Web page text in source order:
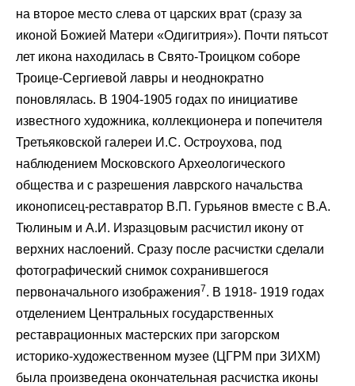
на второе место слева от царских врат (сразу за
иконой Божией Матери «Одигитрия»). Почти пятьсот
лет икона находилась в Свято-Троицком соборе
Троице-Сергиевой лавры и неоднократно
поновлялась. В 1904-1905 годах по инициативе
известного художника, коллекционера и попечителя
Третьяковской галереи И.С. Остроухова, под
наблюдением Московского Археологического
общества и с разрешения лаврского начальства
иконописец-реставратор В.П. Гурьянов вместе с В.А.
Тюлиным и А.И. Изразцовым расчистил икону от
верхних наслоений. Сразу после расчистки сделали
фотографический снимок сохранившегося
первоначального изображения7. В 1918- 1919 годах
отделением Центральных государственных
реставрационных мастерских при загорском
историко-художественном музее (ЦГРМ при ЗИХМ)
была произведена окончательная расчистка иконы